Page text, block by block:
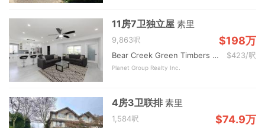
11房7卫独立屋素里
9,863呎 $198万
Bear Creek Green Timbers 社区 $423/呎
Planet Group Realty Inc.
4房3卫联排素里
1,584呎 $74.9万